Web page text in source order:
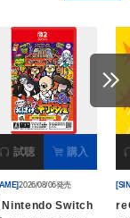
試聴 購入
2026/08/06発売
Nintendo Switch